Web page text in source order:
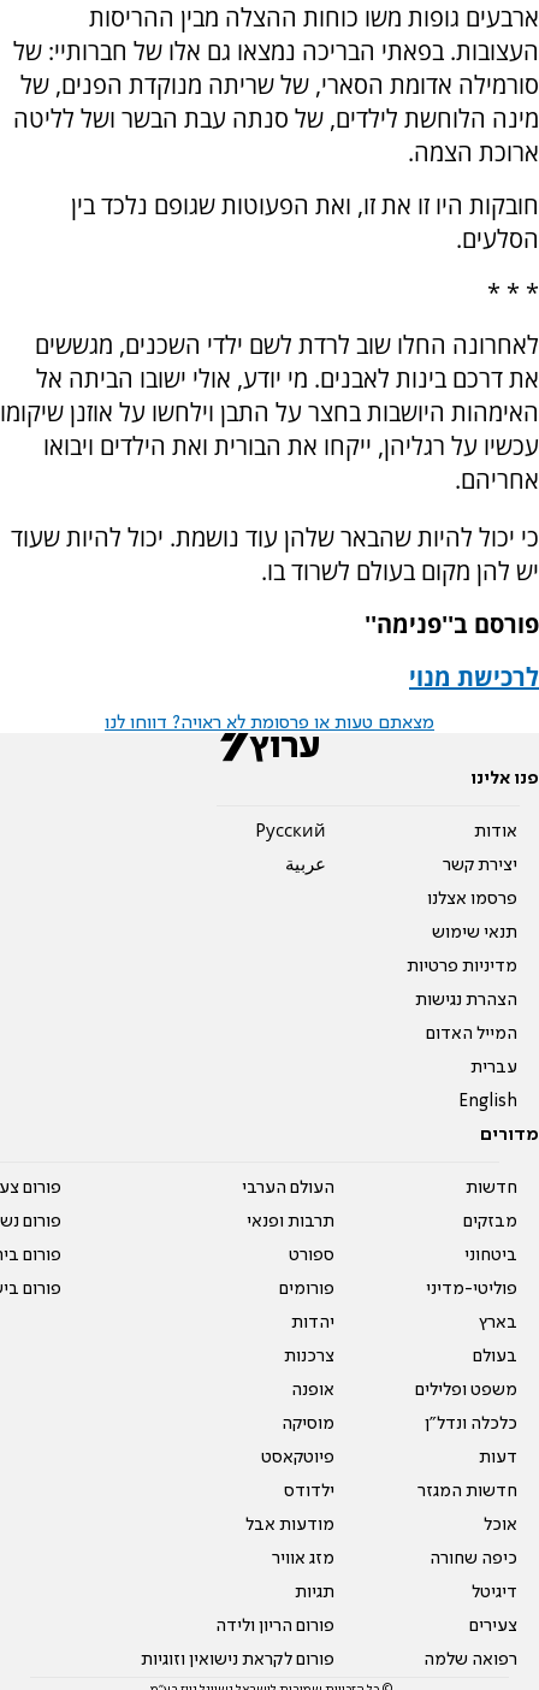
ארבעים גופות משו כוחות ההצלה מבין ההריסות
העצובות. בפאתי הבריכה נמצאו גם אלו של חברותיי: של
סורמילה אדומת הסארי, של שריתה מנוקדת הפנים, של
מינה הלוחשת לילדים, של סנתה עבת הבשר ושל לליטה
ארוכת הצמה.
חובקות היו זו את זו, ואת הפעוטות שגופם נלכד בין
הסלעים.
* * *
לאחרונה החלו שוב לרדת לשם ילדי השכנים, מגששים
את דרכם בינות לאבנים. מי יודע, אולי ישובו הביתה אל
האימהות היושבות בחצר על התבן וילחשו על אוזנן שיקומו
עכשיו על רגליהן, ייקחו את הבורית ואת הילדים ויבואו
אחריהם.
כי יכול להיות שהבאר שלהן עוד נושמת. יכול להיות שעוד
יש להן מקום בעולם לשרוד בו.
פורסם ב''פנימה''
לרכישת מנוי
מצאתם טעות או פרסומת לא ראויה? דווחו לנו
פנו אלינו
אודות
יצירת קשר
פרסמו אצלנו
תנאי שימוש
מדיניות פרטיות
הצהרת נגישות
המייל האדום
עברית
English
Pусский
عربية
מדורים
חדשות
מבזקים
ביטחוני
פוליטי-מדיני
בארץ
בעולם
משפט ופלילים
כלכלה ונדל"ן
דעות
חדשות המגזר
אוכל
כיפה שחורה
דיגיטל
צעירים
רפואה שלמה
העולם הערבי
תרבות ופנאי
ספורט
פורומים
יהדות
צרכנות
אופנה
מוסיקה
פיוטקאסט
ילדודס
מודעות אבל
מזג אוויר
תגיות
פורום הריון ולידה
פורום לקראת נישואין וזוגיות
פורום
פורום
פורום
פורום